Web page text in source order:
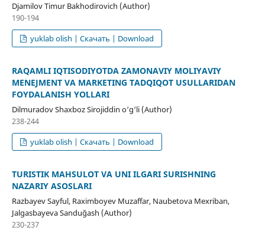
Djamilov Timur Bakhodirovich (Author)
190-194
yuklab olish | Скачать | Download
RAQAMLI IQTISODIYOTDA ZAMONAVIY MOLIYAVIY
MENEJMENT VA MARKETING TADQIQOT USULLARIDAN
FOYDALANISH YOʻLLARI
Dilmuradov Shaxboz Sirojiddin o‘g‘li (Author)
238-244
yuklab olish | Скачать | Download
TURISTIK MAHSULOT VA UNI ILGARI SURISHNING
NAZARIY ASOSLARI
Razbayev Sayful, Raximboyev Muzaffar, Naubetova Mexriban,
Jalgasbayeva Sanduğash (Author)
230-237